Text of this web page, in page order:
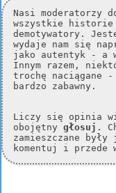
Nasi moderatorzy
wszystkie historie
demotywatory.
wydaje nam się
jako autentyk - a
Innym razem,
trochę naciągane
bardzo zabawny.
Liczy się opinia
obojętny głosuj .
zamieszczane
komentuj i przede